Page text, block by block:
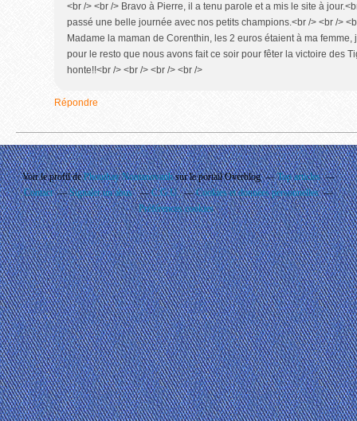
<br /> <br /> Bravo à Pierre, il a tenu parole et a mis le site à
passé une belle journée avec nos petits champions.<br /> <br />
Madame la maman de Corenthin, les 2 euros étaient à ma
pour le resto que nous avons fait ce soir pour fêter la victoire des
honte!!<br /> <br /> <br /> <br />
Répondre
Voir le profil dePhouthay Nontanovanhsur le portail Overblog
Top articles
Contact
Signaler un abus C.G.U.
Cookies et données personnelles
Préférences cookies